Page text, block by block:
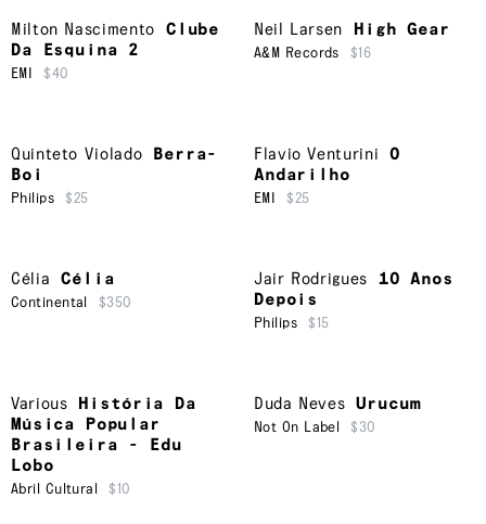
Milton Nascimento
Clube
Da Esquina 2
EMI $40
Neil Larsen High Gear
A&M Records $16
Quinteto Violado
Berra-
Boi
Philips $25
Flavio Venturini
O
Andarilho
EMI $25
Célia Célia
Continental $350
Jair Rodrigues
10 Anos
Depois
Philips $15
Various
História Da
Música Popular
Brasileira - Edu
Lobo
Abril Cultural $10
Duda Neves Urucum
Not On Label $30